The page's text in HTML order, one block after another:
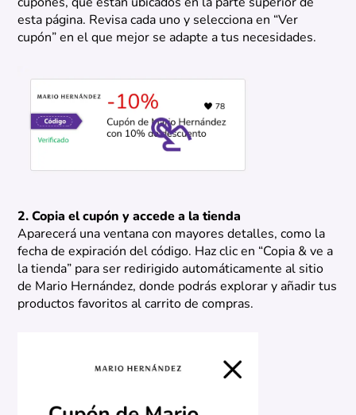
cupones, que están ubicados en la parte superior de
esta página. Revisa cada uno y selecciona en “Ver
cupón” en el que mejor se adapte a tus necesidades.
2. Copia el cupón y accede a la tienda
Aparecerá una ventana con mayores detalles, como la
fecha de expiración del código. Haz clic en “Copia & ve a
la tienda” para ser redirigido automáticamente al sitio
de Mario Hernández, donde podrás explorar y añadir tus
productos favoritos al carrito de compras.